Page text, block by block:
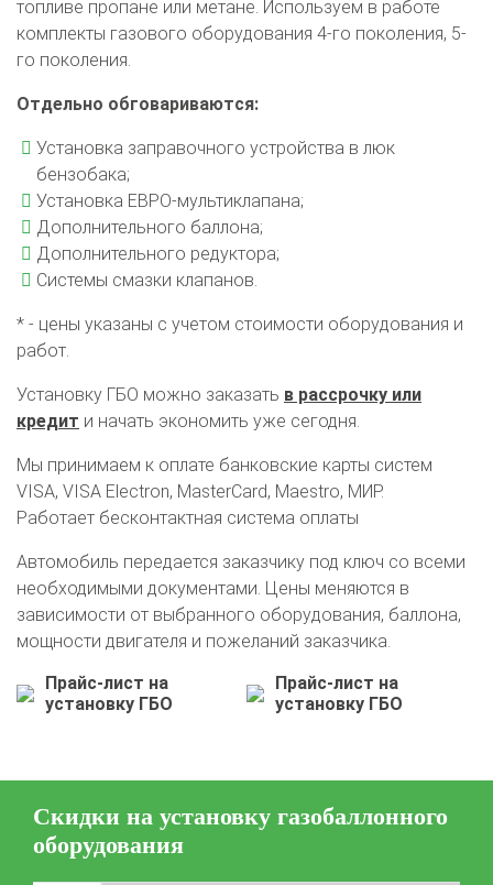
О автосервисе
Отзывы клиентов
Установка ГБО за 6 часов
BRC
LOVATO Digitronic
Техобслуживание ГБО
Полная диагностика ГБО
Чистка и регулировка форсунок
топливе пропане или метане. Используем в работе
комплекты газового оборудования 4-го поколения, 5-
го поколения.
Отдельно обговариваются:
Установка заправочного устройства в люк
бензобака;
Установка ЕВРО-мультиклапана;
Дополнительного баллона;
Дополнительного редуктора;
Системы смазки клапанов.
* - цены указаны с учетом стоимости оборудования и
работ.
Установку ГБО можно заказать в рассрочку или
кредит и начать экономить уже сегодня.
Мы принимаем к оплате банковские карты систем
VISA, VISA Electron, MasterCard, Maestro, МИР.
Работает бесконтактная система оплаты
Автомобиль передается заказчику под ключ со всеми
необходимыми документами. Цены меняются в
зависимости от выбранного оборудования, баллона,
мощности двигателя и пожеланий заказчика.
Прайс-лист на
установку ГБО
Прайс-лист на
установку ГБО
Скидки на установку газобаллонного
оборудования